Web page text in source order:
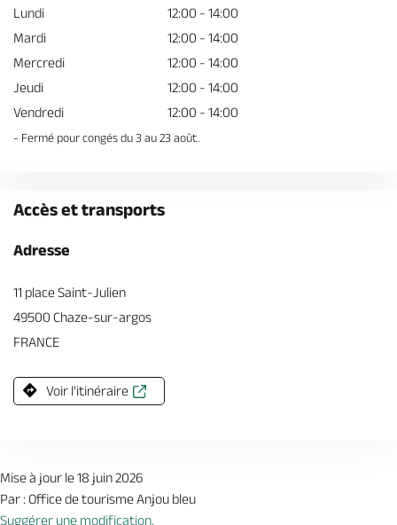
Lundi
12:00 - 14:00
Mardi
12:00 - 14:00
Mercredi
12:00 - 14:00
Jeudi
12:00 - 14:00
Vendredi
12:00 - 14:00
- Fermé pour congés du 3 au 23 août.
Accès et transports
Adresse
11 place Saint-Julien
49500 Chaze-sur-argos
FRANCE
Voir l'itinéraire
Mise à jour le 18 juin 2026
Par : Office de tourisme Anjou bleu
Suggérer une modification.